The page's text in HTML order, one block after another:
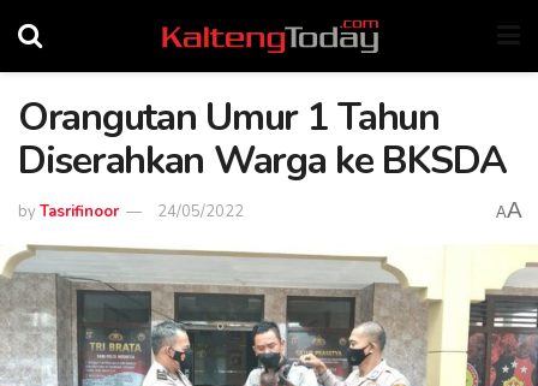
Orangutan Umur 1 Tahun
Diserahkan Warga ke BKSDA
byTasrifinoor 24/05/2022 AA